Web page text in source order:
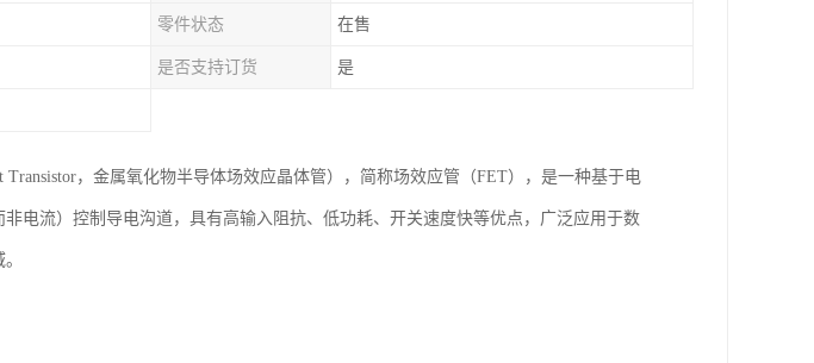
零件状态 在售
是否支持订货 是
Transistor，金属氧化物半导体场效应晶体管），简称场效应管（FET），是一种基于电
电流）控制导电沟道，具有高输入阻抗、低功耗、开关速度快等优点，广泛应用于数